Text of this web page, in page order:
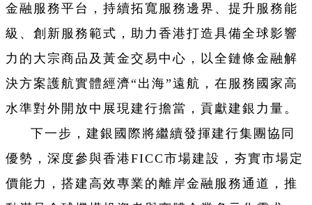
金融服務平台，持續拓寬服務邊界、提升服務能
級、創新服務範式，助力香港打造具備全球影響
力的大宗商品及黃金交易中心，以全鏈條金融解
決方案護航實體經濟“出海”遠航，在服務國家高
水準對外開放中展現建行擔當，貢獻建銀力量。
下一步，建銀國際將繼續發揮建行集團協同
優勢，深度參與香港FICC市場建設，夯實市場定
價能力，搭建高效專業的離岸金融服務通道，推